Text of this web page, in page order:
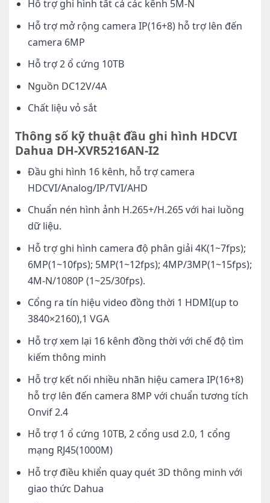
Hỗ trợ ghi hình tất cả các kênh 5M-N
Hỗ trợ mở rộng camera IP(16+8) hỗ trợ lên đến
camera 6MP
Hỗ trợ 2 ổ cứng 10TB
Nguồn DC12V/4A
Chất liệu vỏ sắt
Thông số kỹ thuật đầu ghi hình HDCVI
Dahua DH-XVR5216AN-I2
Đầu ghi hình 16 kênh, hỗ trợ camera
HDCVI/Analog/IP/TVI/AHD
Chuẩn nén hình ảnh H.265+/H.265 với hai luồng
dữ liệu.
Hỗ trợ ghi hình camera độ phân giải 4K(1~7fps);
6MP(1~10fps); 5MP(1~12fps); 4MP/3MP(1~15fps);
4M-N/1080P (1~25/30fps).
Cổng ra tín hiệu video đồng thời 1 HDMI(up to
3840×2160),1 VGA
Hỗ trợ xem lại 16 kênh đồng thời với chế độ tìm
kiếm thông minh
Hỗ trợ kết nối nhiều nhãn hiệu camera IP(16+8)
hỗ trợ lên đến camera 8MP với chuẩn tương tích
Onvif 2.4
Hỗ trợ 1 ổ cứng 10TB, 2 cổng usd 2.0, 1 cổng
mạng RJ45(1000M)
Hỗ trợ điều khiển quay quét 3D thông minh với
giao thức Dahua